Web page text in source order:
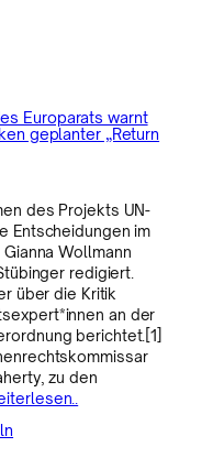
Europarats warnt
geplanter „Return
des Projekts UN-
Entscheidungen im
Wollmann
redigiert.
über die Kritik
an der
berichtet.[1]
zu den